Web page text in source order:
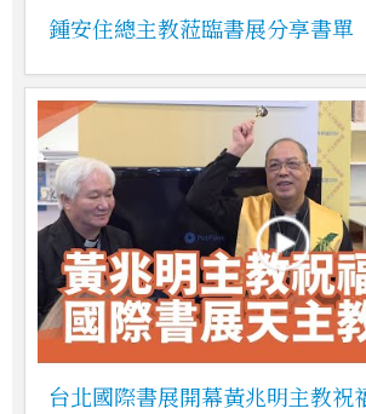
鍾安住總主教蒞臨書展分享書單
台北國際書展開幕黃兆明主教祝